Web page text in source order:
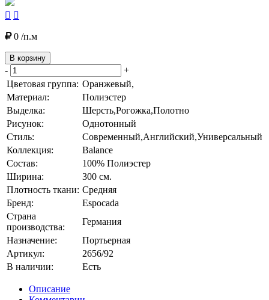
 
0 /п.м
В корзину
-
+
Цветовая группа: Оранжевый,
Материал:
Полиэстер
Выделка:
Шерсть,Рогожка,Полотно
Рисунок:
Однотонный
Стиль:
Современный,Английский,Универсальный
Коллекция:
Balance
Состав:
100% Полиэстер
Ширина:
300 см.
Плотность ткани: Средняя
Бренд:
Espocada
Страна
производства:
Германия
Назначение:
Портьерная
Артикул:
2656/92
В наличии:
Есть
Описание